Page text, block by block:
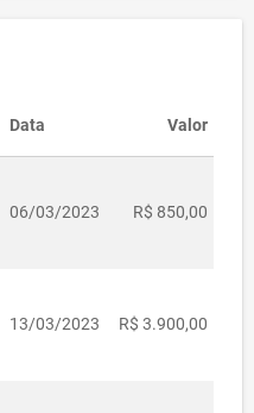
Data Valor
06/03/2023 R$ 850,00
13/03/2023 R$ 3.900,00